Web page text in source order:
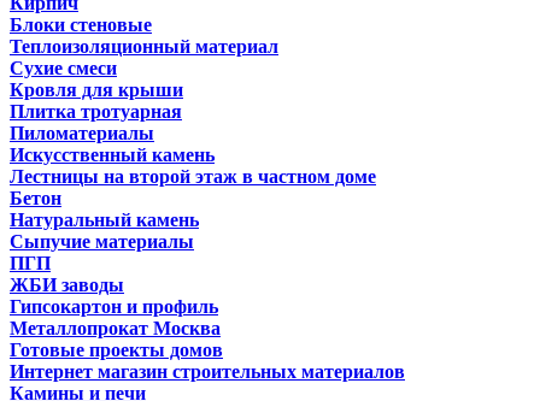
Блоки стеновые
Теплоизоляционный материал
Сухие смеси
Кровля для крыши
Плитка тротуарная
Пиломатериалы
Искусственный камень
Лестницы на второй этаж в частном доме
Бетон
Натуральный камень
Сыпучие материалы
ПГП
ЖБИ заводы
Гипсокартон и профиль
Металлопрокат Москва
Готовые проекты домов
Интернет магазин строительных материалов
Камины и печи